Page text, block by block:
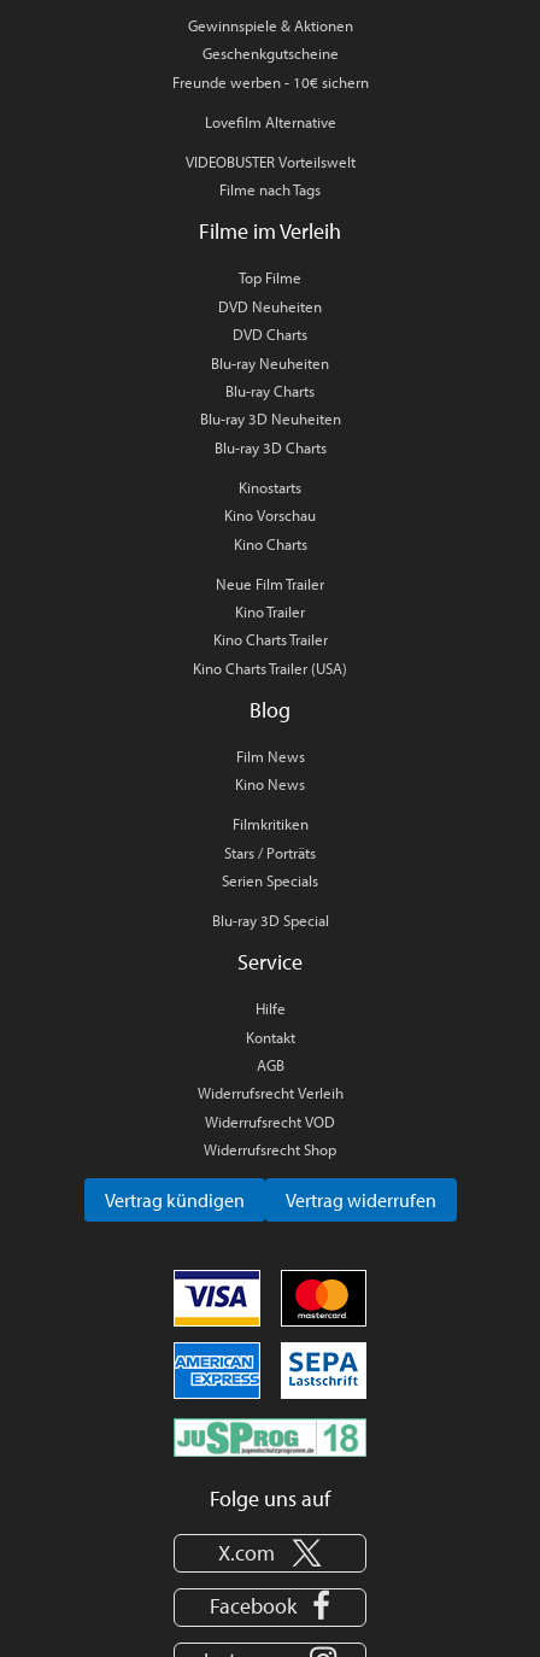
Gewinnspiele & Aktionen
Geschenkgutscheine
Freunde werben - 10€ sichern
Lovefilm Alternative
VIDEOBUSTER Vorteilswelt
Filme nach Tags
Filme im Verleih
Top Filme
DVD Neuheiten
DVD Charts
Blu-ray Neuheiten
Blu-ray Charts
Blu-ray 3D Neuheiten
Blu-ray 3D Charts
Kinostarts
Kino Vorschau
Kino Charts
Neue Film Trailer
Kino Trailer
Kino Charts Trailer
Kino Charts Trailer (USA)
Blog
Film News
Kino News
Filmkritiken
Stars / Porträts
Serien Specials
Blu-ray 3D Special
Service
Hilfe
Kontakt
AGB
Widerrufsrecht Verleih
Widerrufsrecht VOD
Widerrufsrecht Shop
Vertrag kündigen Vertrag widerrufen
Folge uns auf
X.com
Facebook